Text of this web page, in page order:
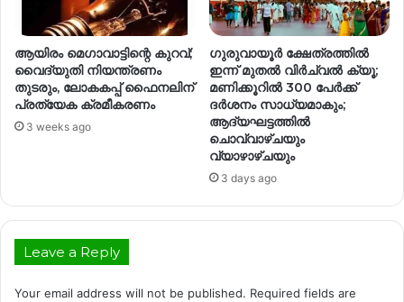
ആയിരം മെഗാവാട്ടിന്റെ കുറവ്;
വൈദ്യുതി നിയന്ത്രണം
തുടരും, ലോകകപ്പ് ഫൈനലിന്
പ്രത്യേക ക്രമീകരണം
3 weeks ago
ഗുരുവായൂർ ക്ഷേത്രത്തിൽ
ഇന്ന് മുതൽ വിർച്വൽ ക്യൂ;
മണിക്കൂറിൽ 300 പേർക്ക്
ദർശനം സാധ്യമാകും;
ആദ്യഘട്ടത്തിൽ
ചൊവ്വാഴ്ചയും
വ്യാഴാഴ്ചയും
3 days ago
Leave a Reply
Your email address will not be published. Required fields are